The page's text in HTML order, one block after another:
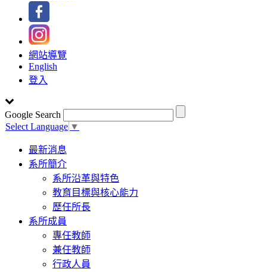
網站導覽
English
登入
Google Search
Select Language ▼
Toggle
navigation
最新消息
系所簡介
系所沿革與特色
教育目標與核心能力
歷任所長
系所成員
專任教師
兼任教師
行政人員